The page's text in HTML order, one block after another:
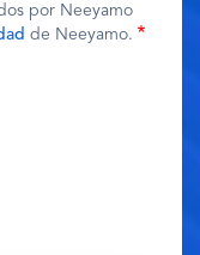
por Neeyamo
de Neeyamo.